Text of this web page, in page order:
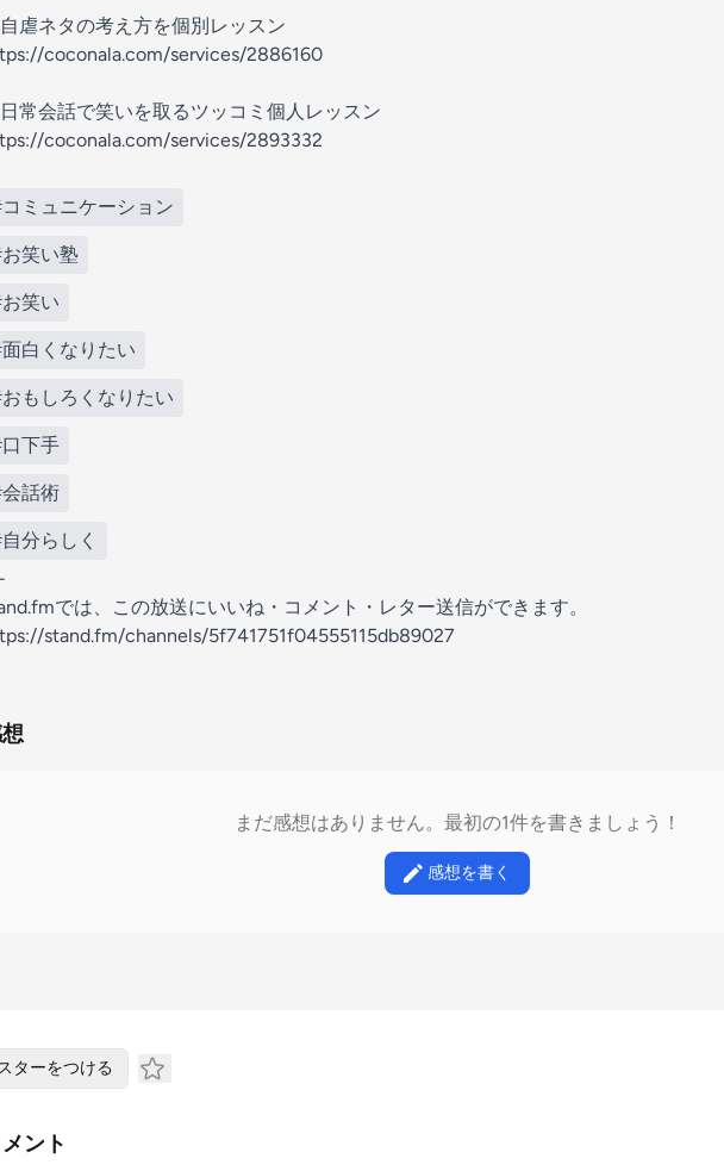
虐ネタの考え方を個別レッスン
coconala.com/services/2886160
常会話で笑いを取るツッコミ個人レッスン
coconala.com/services/2893332
ミュニケーション
笑い塾
笑い
白くなりたい
もしろくなりたい
下手
話術
分らしく
では、この放送にいいね・コメント・レター送信ができます。
stand.fm/channels/5f741751f04555115db89027
まだ感想はありません。最初の1件を書きましょう！
感想を書く
ターをつける
ント